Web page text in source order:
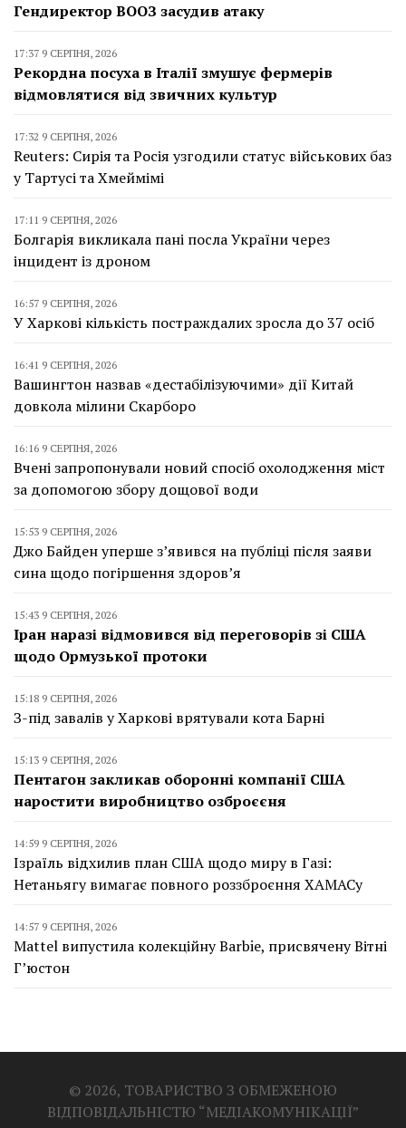
Гендиректор ВООЗ засудив атаку
17:37 9 СЕРПНЯ, 2026
Рекордна посуха в Італії змушує фермерів
відмовлятися від звичних культур
17:32 9 СЕРПНЯ, 2026
Reuters: Сирія та Росія узгодили статус військових баз
у Тартусі та Хмеймімі
17:11 9 СЕРПНЯ, 2026
Болгарія викликала пані посла України через
інцидент із дроном
16:57 9 СЕРПНЯ, 2026
У Харкові кількість постраждалих зросла до 37 осіб
16:41 9 СЕРПНЯ, 2026
Вашингтон назвав «дестабілізуючими» дії Китай
довкола мілини Скарборо
16:16 9 СЕРПНЯ, 2026
Вчені запропонували новий спосіб охолодження міст
за допомогою збору дощової води
15:53 9 СЕРПНЯ, 2026
Джо Байден уперше з’явився на публіці після заяви
сина щодо погіршення здоров’я
15:43 9 СЕРПНЯ, 2026
Іран наразі відмовився від переговорів зі США
щодо Ормузької протоки
15:18 9 СЕРПНЯ, 2026
З-під завалів у Харкові врятували кота Барні
15:13 9 СЕРПНЯ, 2026
Пентагон закликав оборонні компанії США
наростити виробництво озброєєня
14:59 9 СЕРПНЯ, 2026
Ізраїль відхилив план США щодо миру в Газі:
Нетаньягу вимагає повного роззброєння ХАМАСу
14:57 9 СЕРПНЯ, 2026
Mattel випустила колекційну Barbie, присвячену Вітні
Г’юстон
© 2026, ТОВАРИСТВО З ОБМЕЖЕНОЮ
ВІДПОВІДАЛЬНІСТЮ “МЕДІАКОМУНІКАЦІЇ”